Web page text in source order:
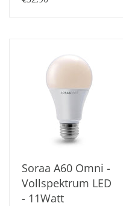
Soraa A60 Omni -
Vollspektrum LED
- 11Watt